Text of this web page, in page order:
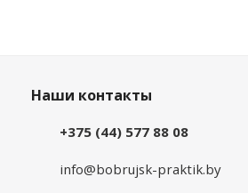
Наши контакты
+375 (44) 577 88 08
info@bobrujsk-praktik.by